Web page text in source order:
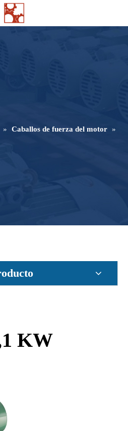
» Caballos de fuerza del motor »
KW